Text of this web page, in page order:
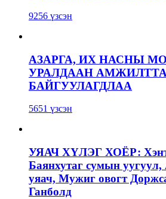
9256 үзсэн
АЗАРГА, ИХ НАСНЫ
УРАЛДААН
БАЙГУУЛАГДЛАА
5651 үзсэн
УЯАЧ ХҮЛЭГ ХОЁР:
Баянхутаг сумын
уяач, Мужиг овогт
Ганболд